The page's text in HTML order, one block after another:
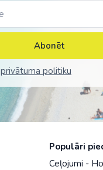
Abonēt
privātuma politiku
Populāri
Ceļojumi -